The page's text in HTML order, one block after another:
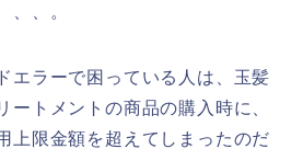
、、。
エラーで困っている人は、玉髪
ートメントの商品の購入時に、
上限金額を超えてしまったのだ